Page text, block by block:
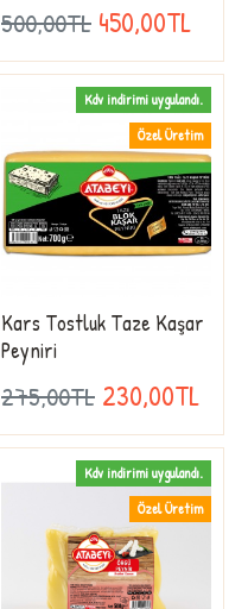
500,00TL 450,00TL
Özel Üretim
Kdv indirimi uygulandı.
Kars Tostluk Taze Kaşar
Peyniri
275,00TL 230,00TL
Özel Üretim
Kdv indirimi uygulandı.